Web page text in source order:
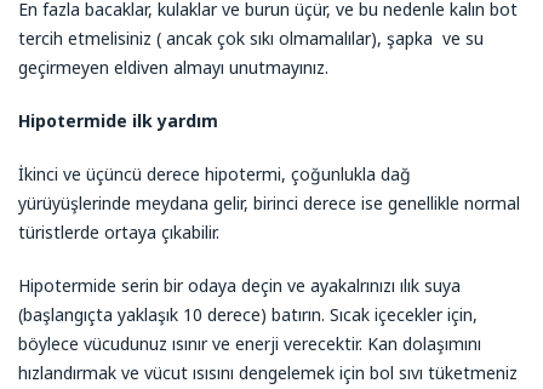
En fazla bacaklar, kulaklar ve burun üçür, ve bu nedenle kalın bot
tercih etmelisiniz ( ancak çok sıkı olmamalılar), şapka ve su
geçirmeyen eldiven almayı unutmayınız.
Hipotermide ilk yardım
İkinci ve üçüncü derece hipotermi, çoğunlukla dağ
yürüyüşlerinde meydana gelir, birinci derece ise genellikle normal
türistlerde ortaya çıkabilir.
Hipotermide serin bir odaya deçin ve ayakalrınızı ılık suya
(başlangıçta yaklaşık 10 derece) batırın. Sıcak içecekler için,
böylece vücudunuz ısınır ve enerji verecektir. Kan dolaşımını
hızlandırmak ve vücut ısısını dengelemek için bol sıvı tüketmeniz